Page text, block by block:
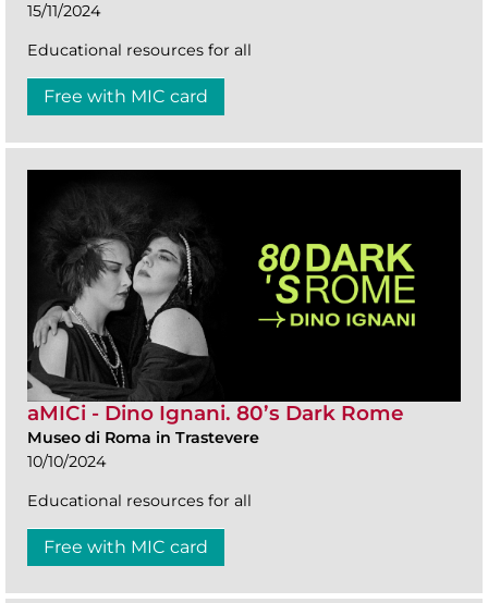
15/11/2024
Educational resources for all
Free with MIC card
aMICi - Dino Ignani. 80’s Dark Rome
Museo di Roma in Trastevere
10/10/2024
Educational resources for all
Free with MIC card